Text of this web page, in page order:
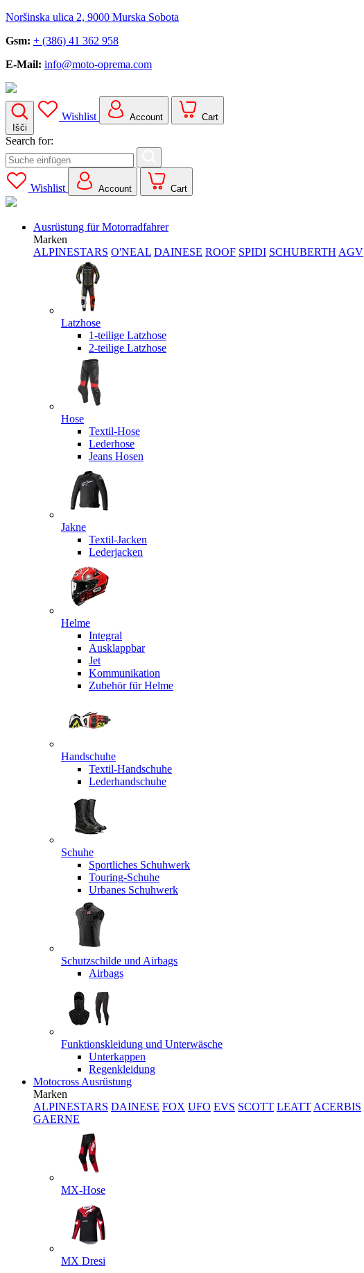
Noršinska ulica 2, 9000 Murska Sobota
Gsm: + (386) 41 362 958
E-Mail: info@moto-oprema.com
Išči
Wishlist Account Cart
Search for:
Wishlist Account Cart
Ausrüstung für Motorradfahrer
Marken
ALPINESTARS O'NEAL DAINESE ROOF SPIDI SCHUBERTH AGV
Latzhose
1-teilige Latzhose
2-teilige Latzhose
Hose
Textil-Hose
Lederhose
Jeans Hosen
Jakne
Textil-Jacken
Lederjacken
Helme
Integral
Ausklappbar
Jet
Kommunikation
Zubehör für Helme
Handschuhe
Textil-Handschuhe
Lederhandschuhe
Schuhe
Sportliches Schuhwerk
Touring-Schuhe
Urbanes Schuhwerk
Schutzschilde und Airbags
Airbags
Funktionskleidung und Unterwäsche
Unterkappen
Regenkleidung
Motocross Ausrüstung
Marken
ALPINESTARS DAINESE FOX UFO EVS SCOTT LEATT ACERBIS
GAERNE
MX-Hose
MX Dresi